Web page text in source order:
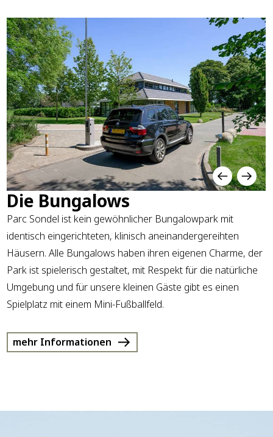
Die Bungalows
Parc Sondel ist kein gewöhnlicher Bungalowpark mit
identisch eingerichteten, klinisch aneinandergereihten
Häusern. Alle Bungalows haben ihren eigenen Charme, der
Park ist spielerisch gestaltet, mit Respekt für die natürliche
Umgebung und für unsere kleinen Gäste gibt es einen
Spielplatz mit einem Mini-Fußballfeld.
mehr Informationen